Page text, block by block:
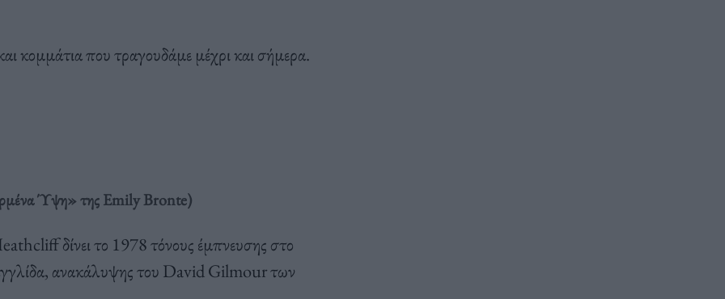
κομμάτια που τραγουδάμε μέχρι και σήμερα.
Ύψη» της Emily Bronte)
δίνει το 1978 τόνους έμπνευσης στο
ανακάλυψης του David Gilmour των